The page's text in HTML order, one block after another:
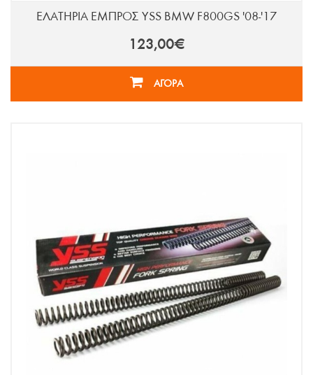
ΕΛΑΤΗΡΙΑ ΕΜΠΡΟΣ YSS BMW F800GS '08-'17
123,00€
ΑΓΟΡΑ